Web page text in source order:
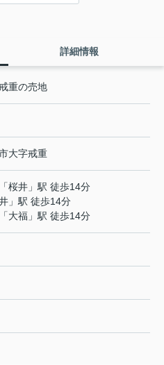
詳細情報
重の売地
大字戒重
「桜井 」駅 徒歩14分
」駅 徒歩14分
「大福 」駅 徒歩14分